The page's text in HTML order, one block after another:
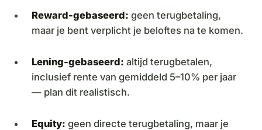
Reward-gebaseerd: geen terugbetaling,
maar je bent verplicht je beloftes na te komen.
Lening-gebaseerd: altijd terugbetalen,
inclusief rente van gemiddeld 5–10% per jaar
— plan dit realistisch.
Equity: geen directe terugbetaling, maar je